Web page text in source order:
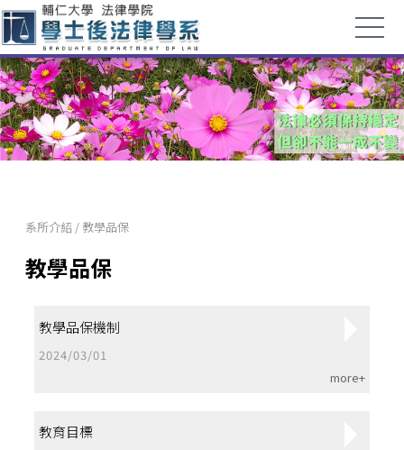
系所介紹 / 教學品保
教學品保
教學品保機制
2024/03/01
more+
教育目標